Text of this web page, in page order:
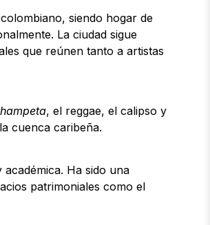
siendo hogar de
La ciudad sigue
que reúnen tanto a artistas
, el reggae, el calipso y
cuenca caribeña.
Ha sido una
patrimoniales como el